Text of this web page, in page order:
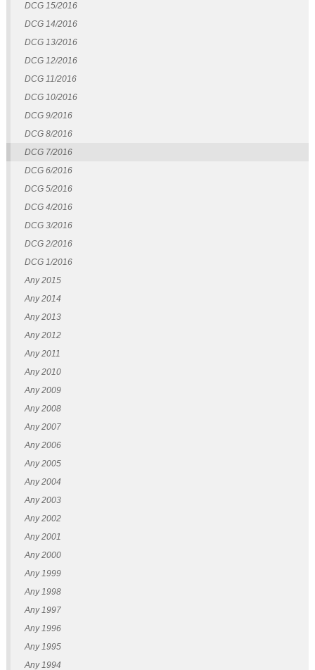
DCG 15/2016
DCG 14/2016
DCG 13/2016
DCG 12/2016
DCG 11/2016
DCG 10/2016
DCG 9/2016
DCG 8/2016
DCG 7/2016
DCG 6/2016
DCG 5/2016
DCG 4/2016
DCG 3/2016
DCG 2/2016
DCG 1/2016
Any 2015
Any 2014
Any 2013
Any 2012
Any 2011
Any 2010
Any 2009
Any 2008
Any 2007
Any 2006
Any 2005
Any 2004
Any 2003
Any 2002
Any 2001
Any 2000
Any 1999
Any 1998
Any 1997
Any 1996
Any 1995
Any 1994